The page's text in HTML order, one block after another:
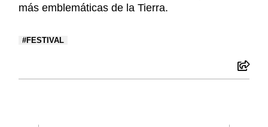
más emblemáticas de la Tierra.
FESTIVAL